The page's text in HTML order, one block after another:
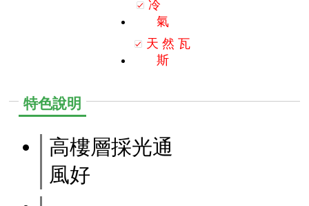
冷
氣
天 然 瓦
斯
特色說明
高樓層採光通
風好